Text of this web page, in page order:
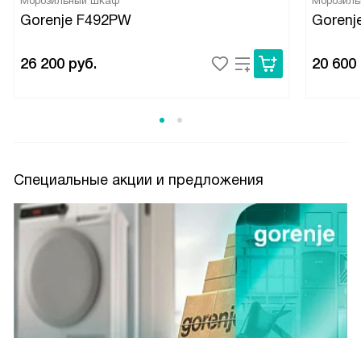
Gorenje F492PW
26 200 руб. 20 600
Специальные акции и предложения